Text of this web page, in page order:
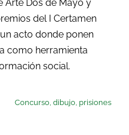
Arte Dos de Mayo y
del I Certamen
acto donde ponen
como herramienta
social.
Concurso ,dibujo prisiones